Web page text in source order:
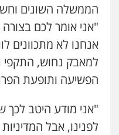
הממשלה השונים
"אני אומר לכם
אנחנו לא מתכוונים
למאבק נחוש, התקפי
הפשיעה ותופעת
"אני מודע היטב לכך
לפנינו, אבל